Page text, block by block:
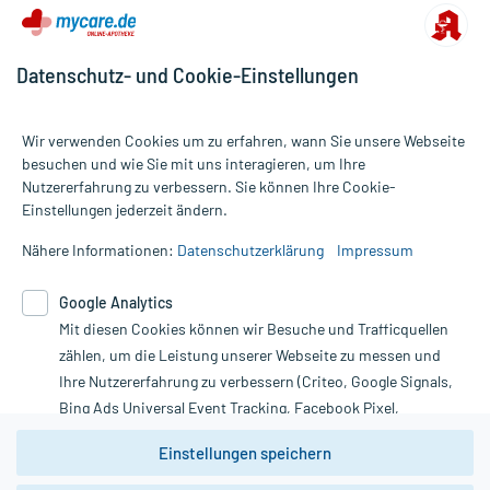
Alle Preise gelten inkl. MwSt., ggf. zzgl. Versandkosten
Informationen auf dieser Website werden ausschließlich für
die Untersuchung und Behandlung durch einen Arzt. Bitte
Therapien eingeleitet werden können. | Diese Webseite benutzt
Google Analytics. Lesen Sie bitte dazu die wichtigen Hinweise in
unserer Datenschutzerklärung. Für den Widerruf einer Bestellung
nutzen Sie das Formular:
Vertrag widerrufen
Datenschutz- und Cookie-Einstellungen
Wir verwenden Cookies um zu erfahren, wann Sie unsere Webseite
besuchen und wie Sie mit uns interagieren, um Ihre
Nutzererfahrung zu verbessern. Sie können Ihre Cookie-
Einstellungen jederzeit ändern.
Nähere Informationen: Datenschutzerklärung Impressum
Google Analytics
Mit diesen Cookies können wir Besuche und Trafficquellen
zählen, um die Leistung unserer Webseite zu messen und
Ihre Nutzererfahrung zu verbessern (Criteo, Google Signals,
Bing Ads Universal Event Tracking, Facebook Pixel,
Youtube-Social Plugin).
Wir weisen darauf hin, dass die
Einstellungen speichern